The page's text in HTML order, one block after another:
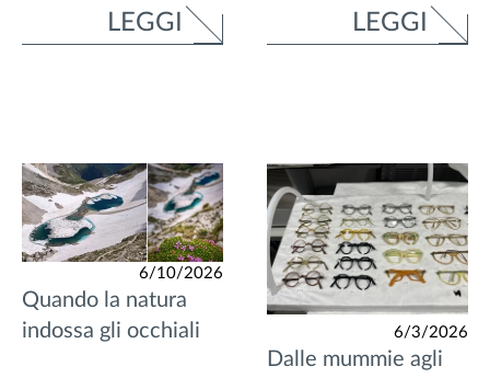
LEGGI LEGGI
6/10/2026
Quando la natura
indossa gli occhiali
6/3/2026
Dalle mummie agli